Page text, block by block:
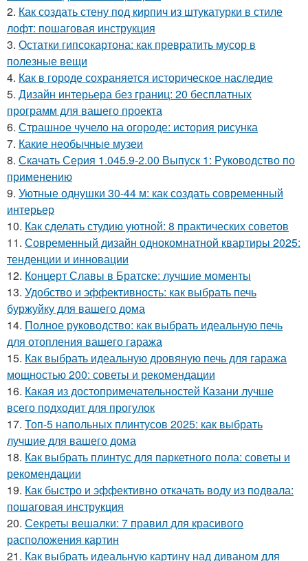
2. Как создать стену под кирпич из штукатурки в стиле
лофт: пошаговая инструкция
3. Остатки гипсокартона: как превратить мусор в
полезные вещи
4. Как в городе сохраняется историческое наследие
5. Дизайн интерьера без границ: 20 бесплатных
программ для вашего проекта
6. Страшное чучело на огороде: история рисунка
7. Какие необычные музеи
8. Скачать Серия 1.045.9-2.00 Выпуск 1: Руководство по
применению
9. Уютные однушки 30-44 м: как создать современный
интерьер
10. Как сделать студию уютной: 8 практических советов
11. Современный дизайн однокомнатной квартиры 2025:
тенденции и инновации
12. Концерт Славы в Братске: лучшие моменты
13. Удобство и эффективность: как выбрать печь
буржуйку для вашего дома
14. Полное руководство: как выбрать идеальную печь
для отопления вашего гаража
15. Как выбрать идеальную дровяную печь для гаража
мощностью 200: советы и рекомендации
16. Какая из достопримечательностей Казани лучше
всего подходит для прогулок
17. Топ-5 напольных плинтусов 2025: как выбрать
лучшие для вашего дома
18. Как выбрать плинтус для паркетного пола: советы и
рекомендации
19. Как быстро и эффективно откачать воду из подвала:
пошаговая инструкция
20. Секреты вешалки: 7 правил для красивого
расположения картин
21. Как выбрать идеальную картину над диваном для